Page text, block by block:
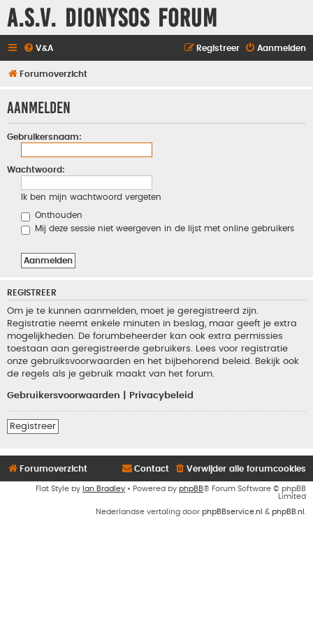
A.S.V. Dionysos Forum
V&A Aanmelden
Registreer
Forumoverzicht
Aanmelden
Gebruikersnaam:
Wachtwoord:
Ik ben mijn wachtwoord vergeten
Onthouden
Mij deze sessie niet weergeven in de lijst met online gebruikers
REGISTREER
Om je te kunnen aanmelden, moet je geregistreerd zijn.
Registratie neemt enkele minuten in beslag, maar geeft je extra
mogelijkheden. De forumbeheerder kan ook extra permissies
toestaan aan geregistreerde gebruikers. Lees voor registratie
onze gebruiksvoorwaarden en het bijbehorend beleid. Bekijk ook
de regels als je gebruik maakt van het forum.
Gebruikersvoorwaarden Privacybeleid
Registreer
Forumoverzicht Verwijder alle forumcookies
Contact
Flat Style by Ian Bradley • Powered by phpBB® Forum Software © phpBB
Limited
Nederlandse vertaling door phpBBservice.nl & phpBB.nl .